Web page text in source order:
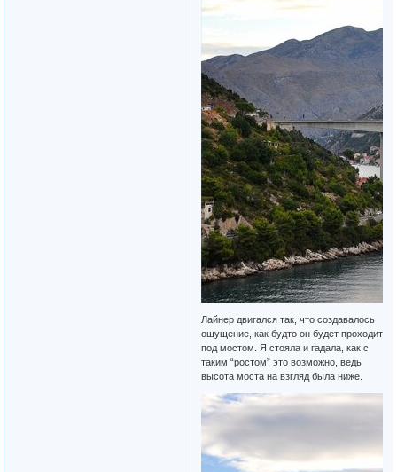
Лайнер двигался так, что создавалось
ощущение, как будто он будет проходит
под мостом. Я стояла и гадала, как с
таким “ростом” это возможно, ведь
высота моста на взгляд была ниже.